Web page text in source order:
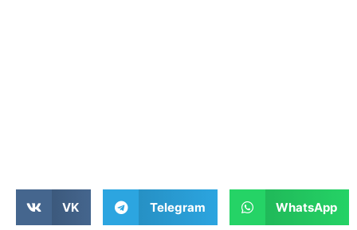
VK Telegram WhatsApp